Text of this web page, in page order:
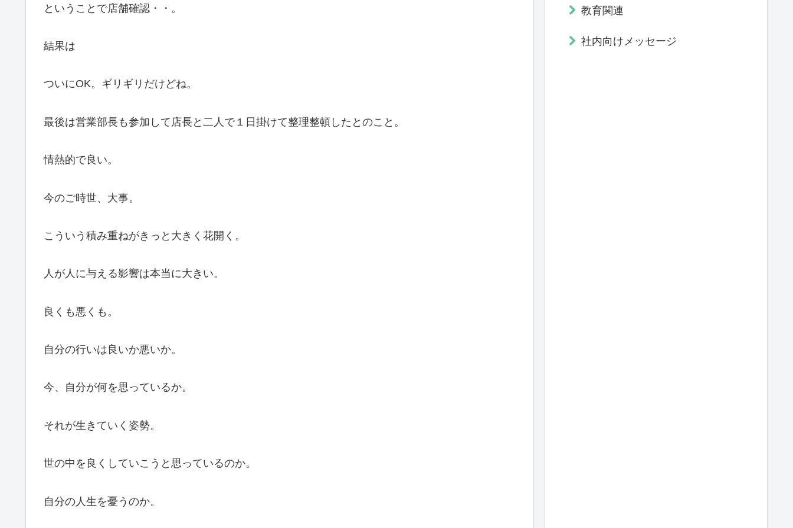
ということで店舗確認・・。
結果は
ついにOK。ギリギリだけどね。
最後は営業部長も参加して店長と二人で１日掛けて整理整頓したとのこと。
情熱的で良い。
今のご時世、大事。
こういう積み重ねがきっと大きく花開く。
人が人に与える影響は本当に大きい。
良くも悪くも。
自分の行いは良いか悪いか。
今、自分が何を思っているか。
それが生きていく姿勢。
世の中を良くしていこうと思っているのか。
自分の人生を憂うのか。
教育関連
社内向けメッセージ